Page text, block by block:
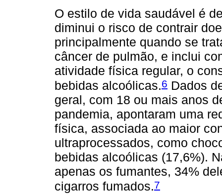
O estilo de vida saudável é
diminui o risco de contrair
principalmente quando se
câncer de pulmão, e inclui
atividade física regular, o
bebidas alcoólicas.6 Dados
geral, com 18 ou mais anos
pandemia, apontaram uma
física, associada ao maior
ultraprocessados, como
bebidas alcoólicas (17,6%).
apenas os fumantes, 34%
cigarros fumados.7